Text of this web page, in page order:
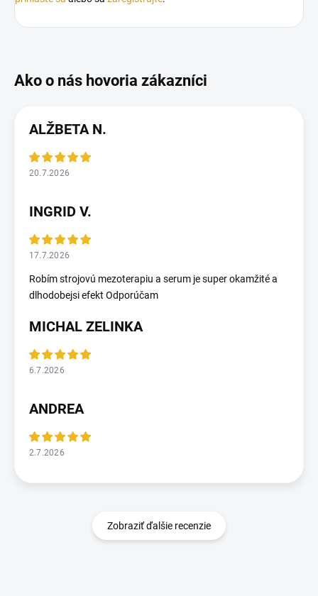
ALŽBETA N.
20.7.2026
INGRID V.
17.7.2026
Robím strojovú mezoterapiu a serum je super okamžité a
dlhodobejsi efekt Odporúčam
MICHAL ZELINKA
6.7.2026
ANDREA
2.7.2026
Zobraziť ďalšie recenzie